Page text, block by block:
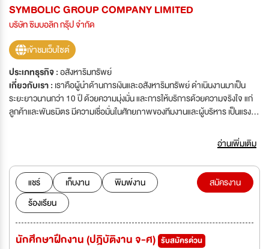
SYMBOLIC GROUP COMPANY LIMITED
บริษัท ซิมบอลิก กรุ๊ป จำกัด
เข้าชมเว็บไซต์
ประเภทธุรกิจ :อสังหาริมทรัพย์
เกี่ยวกับเรา : เราคือผู้นำด้านการเงินและอสังหาริมทรัพย์ ดำเนินงานมาเป็น
ระยะยาวนานกว่า 10 ปี ด้วยความมุ่งมั่น และการให้บริการด้วยความจริงใจ แก่
ลูกค้าและพันธมิตร มีความเชื่อมั่นในศักยภาพของทีมงานและผู้บริหาร เป็นแรงขับ
อ่านเพิ่มเติม
แชร์ เก็บงาน
พิมพ์งาน
ร้องเรียน
สมัครงาน
นักศึกษาฝึกงาน (ปฎิบัติงาน จ-ศ) รับสมัครด่วน